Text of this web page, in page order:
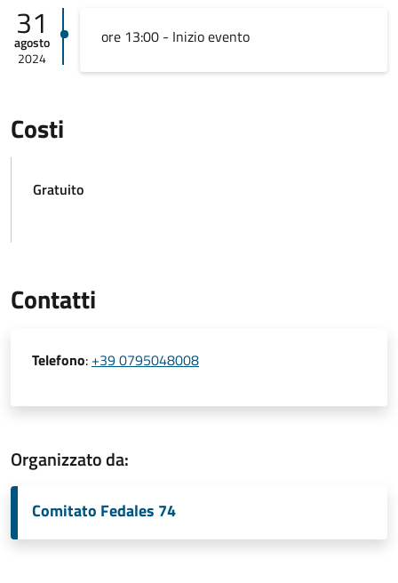
31
agosto
2024
ore 13:00 - Inizio evento
Costi
Gratuito
Contatti
Telefono: +39 0795048008
Organizzato da:
Comitato Fedales 74